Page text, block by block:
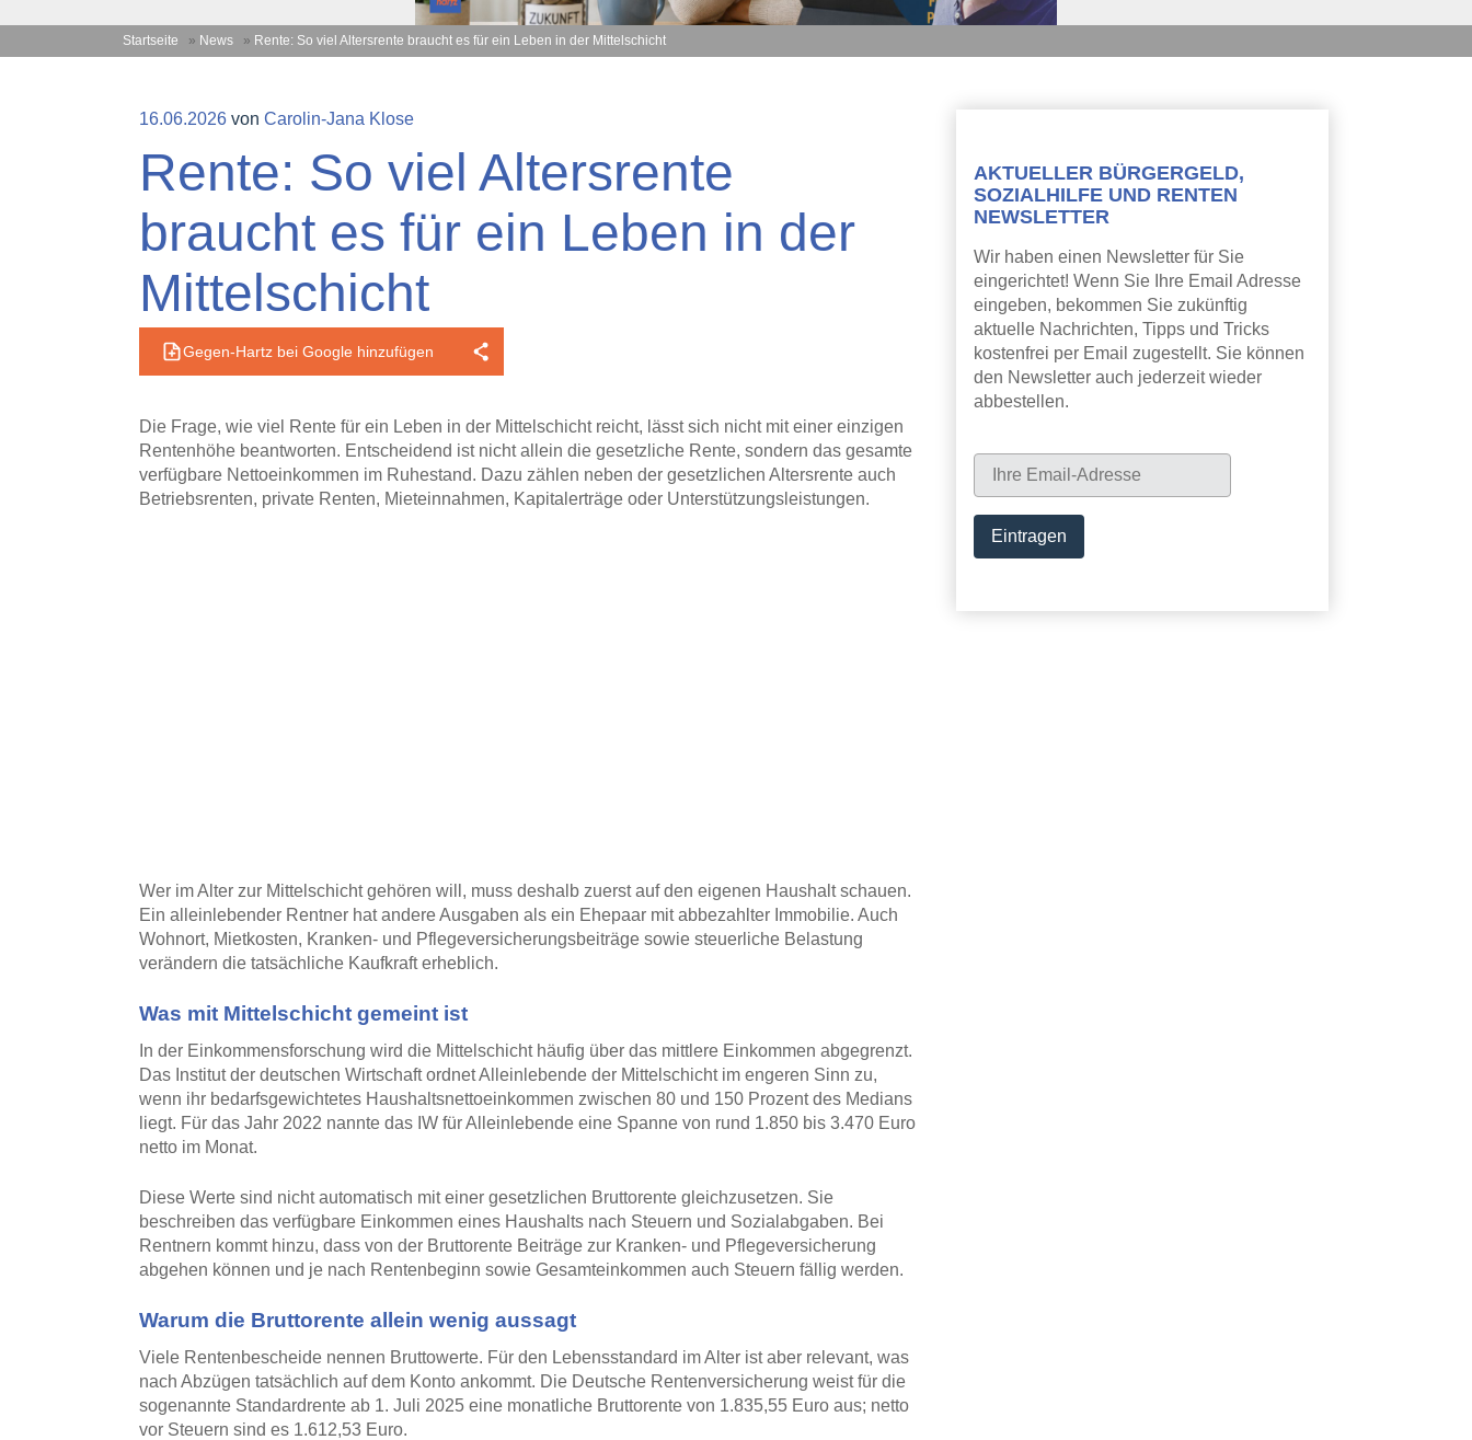
Startseite » News » Rente: So viel Altersrente braucht es für ein Leben in der Mittelschicht
Veröffentlicht
16.06.2026 von Carolin-Jana Klose
Rente: So viel Altersrente
braucht es für ein Leben in der
Mittelschicht
Gegen-Hartz bei Google hinzufügen
Die Frage, wie viel Rente für ein Leben in der Mittelschicht reicht, lässt sich nicht mit einer einzigen
Rentenhöhe beantworten. Entscheidend ist nicht allein die gesetzliche Rente, sondern das gesamte
verfügbare Nettoeinkommen im Ruhestand. Dazu zählen neben der gesetzlichen Altersrente auch
Betriebsrenten, private Renten, Mieteinnahmen, Kapitalerträge oder Unterstützungsleistungen.
Wer im Alter zur Mittelschicht gehören will, muss deshalb zuerst auf den eigenen Haushalt schauen.
Ein alleinlebender Rentner hat andere Ausgaben als ein Ehepaar mit abbezahlter Immobilie. Auch
Wohnort, Mietkosten, Kranken- und Pflegeversicherungsbeiträge sowie steuerliche Belastung
verändern die tatsächliche Kaufkraft erheblich.
Was mit Mittelschicht gemeint ist
In der Einkommensforschung wird die Mittelschicht häufig über das mittlere Einkommen abgegrenzt.
Das Institut der deutschen Wirtschaft ordnet Alleinlebende der Mittelschicht im engeren Sinn zu,
wenn ihr bedarfsgewichtetes Haushaltsnettoeinkommen zwischen 80 und 150 Prozent des Medians
liegt. Für das Jahr 2022 nannte das IW für Alleinlebende eine Spanne von rund 1.850 bis 3.470 Euro
netto im Monat.
Diese Werte sind nicht automatisch mit einer gesetzlichen Bruttorente gleichzusetzen. Sie
beschreiben das verfügbare Einkommen eines Haushalts nach Steuern und Sozialabgaben. Bei
Rentnern kommt hinzu, dass von der Bruttorente Beiträge zur Kranken- und Pflegeversicherung
abgehen können und je nach Rentenbeginn sowie Gesamteinkommen auch Steuern fällig werden.
Warum die Bruttorente allein wenig aussagt
Viele Rentenbescheide nennen Bruttowerte. Für den Lebensstandard im Alter ist aber relevant, was
nach Abzügen tatsächlich auf dem Konto ankommt. Die Deutsche Rentenversicherung weist für die
sogenannte Standardrente ab 1. Juli 2025 eine monatliche Bruttorente von 1.835,55 Euro aus; netto
vor Steuern sind es 1.612,53 Euro.
AKTUELLER BÜRGERGELD,
SOZIALHILFE UND RENTEN
NEWSLETTER
Wir haben einen Newsletter für Sie
eingerichtet! Wenn Sie Ihre Email Adresse
eingeben, bekommen Sie zukünftig
aktuelle Nachrichten, Tipps und Tricks
kostenfrei per Email zugestellt. Sie können
den Newsletter auch jederzeit wieder
abbestellen.